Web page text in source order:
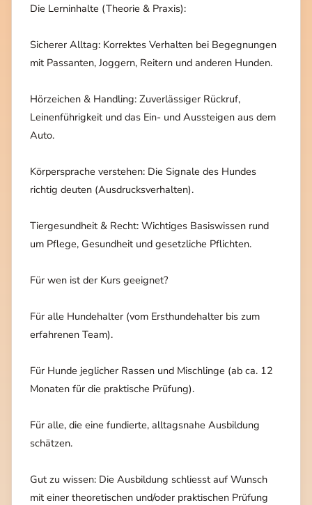
Die Lerninhalte (Theorie & Praxis):
Sicherer Alltag: Korrektes Verhalten bei Begegnungen
mit Passanten, Joggern, Reitern und anderen Hunden.
Hörzeichen & Handling: Zuverlässiger Rückruf,
Leinenführigkeit und das Ein- und Aussteigen aus dem
Auto.
Körpersprache verstehen: Die Signale des Hundes
richtig deuten (Ausdrucksverhalten).
Tiergesundheit & Recht: Wichtiges Basiswissen rund
um Pflege, Gesundheit und gesetzliche Pflichten.
Für wen ist der Kurs geeignet?
Für alle Hundehalter (vom Ersthundehalter bis zum
erfahrenen Team).
Für Hunde jeglicher Rassen und Mischlinge (ab ca. 12
Monaten für die praktische Prüfung).
Für alle, die eine fundierte, alltagsnahe Ausbildung
schätzen.
Gut zu wissen: Die Ausbildung schliesst auf Wunsch
mit einer theoretischen und/oder praktischen Prüfung